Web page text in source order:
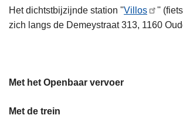
Het dichtstbijzijnde station ''Villos
''
zich langs de Demeystraat 313, 1160
Met het Openbaar vervoer
Met de trein